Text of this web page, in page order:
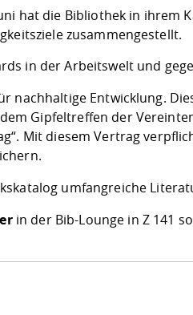
hat die Bibliothek in ihrem
zusammengestellt.
in der Arbeitswelt und
nachhaltige Entwicklung.
Gipfeltreffen der
Mit diesem Vertrag
umfangreiche
in der Bib-Lounge in Z 141